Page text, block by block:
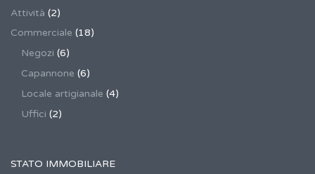
Attività (2)
Commerciale (18)
Negozi (6)
Capannone (6)
Locale artigianale (4)
Uffici (2)
STATO IMMOBILIARE